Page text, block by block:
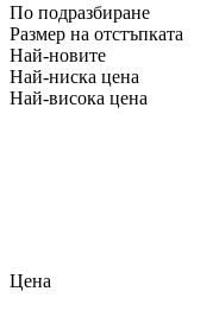
По подразбиране
Размер на отстъпката
Най-новите
Най-ниска цена
Най-висока цена
Цена